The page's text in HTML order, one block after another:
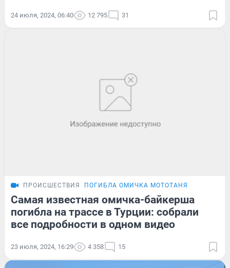
24 июля, 2024, 06:40 12 795 31
ПРОИСШЕСТВИЯ ПОГИБЛА ОМИЧКА МОТОТАНЯ
Самая известная омичка-байкерша
погибла на трассе в Турции: собрали
все подробности в одном видео
23 июля, 2024, 16:29 4 358 15